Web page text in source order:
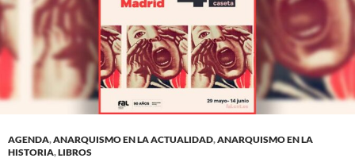
AGENDA,ANARQUISMO EN LA ACTUALIDAD,ANARQUISMO EN LA
HISTORIA,LIBROS